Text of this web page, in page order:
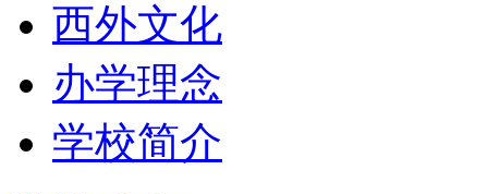
西外文化
办学理念
学校简介